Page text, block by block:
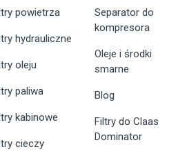
powietrza
hydrauliczne
oleju
paliwa
kabinowe
cieczy
Separator do
kompresora
Oleje i środki
smarne
Blog
Filtry do Claas
Dominator